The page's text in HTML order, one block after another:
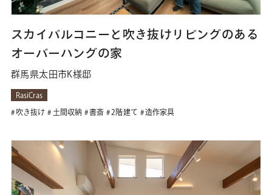
スカイバルコニーと吹き抜けリビングのある
オーバーハングの家
群馬県太田市K様邸
RasiCras
吹き抜け 土間収納 書斎 2階建て 造作家具